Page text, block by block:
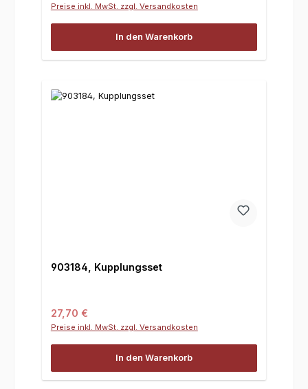
Preise inkl. MwSt. zzgl. Versandkosten
In den Warenkorb
903184, Kupplungsset
Regulärer Preis:
27,70 €
Preise inkl. MwSt. zzgl. Versandkosten
In den Warenkorb